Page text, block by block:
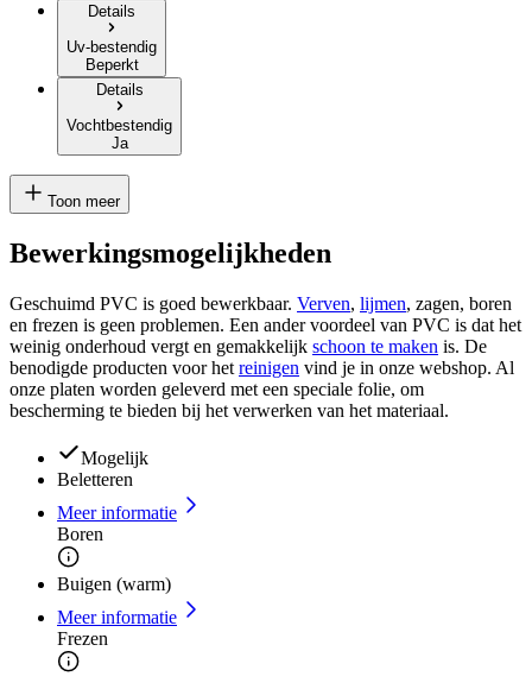
Details
Uv-bestendig
Beperkt
Details
Vochtbestendig
Ja
Toon meer
Bewerkingsmogelijkheden
Geschuimd PVC is goed bewerkbaar. Verven, lijmen, zagen, boren
en frezen is geen problemen. Een ander voordeel van PVC is dat het
weinig onderhoud vergt en gemakkelijk schoon te maken is. De
benodigde producten voor het reinigen vind je in onze webshop. Al
onze platen worden geleverd met een speciale folie, om
bescherming te bieden bij het verwerken van het materiaal.
Mogelijk
Beletteren
Meer informatie
Boren
Buigen (warm)
Meer informatie
Frezen